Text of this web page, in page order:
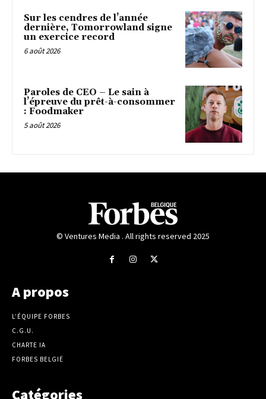
Sur les cendres de l’année
dernière, Tomorrowland signe
un exercice record
6 août 2026
Paroles de CEO – Le sain à
l’épreuve du prêt-à-consommer
: Foodmaker
5 août 2026
© Ventures Media . All rights reserved 2025
A propos
L’ÉQUIPE FORBES
C.G.U.
CHARTE IA
FORBES BELGIË
Catégories